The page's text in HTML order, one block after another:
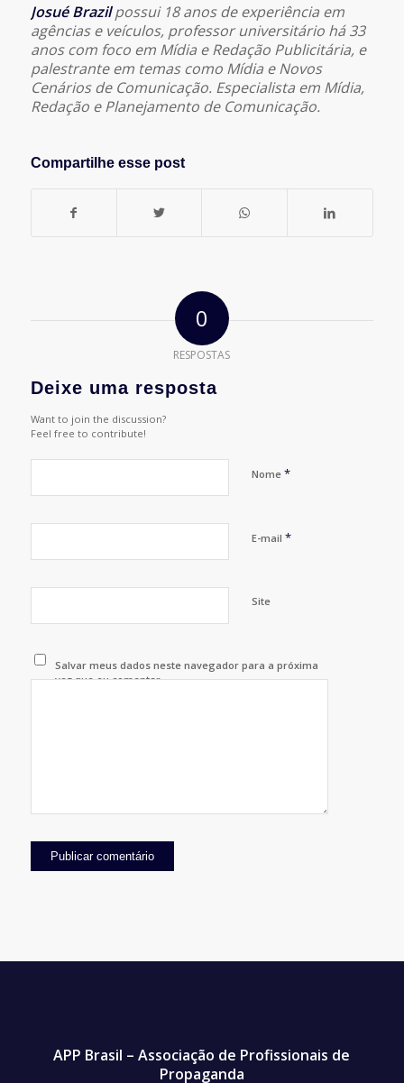
Josué Brazilpossui 18 anos de experiência em
agências e veículos, professor universitário há 33
anos com foco em Mídia e Redação Publicitária, e
palestrante em temas como Mídia e Novos
Cenários de Comunicação. Especialista em Mídia,
Redação e Planejamento de Comunicação.
Compartilhe esse post
0
RESPOSTAS
Deixe uma resposta
Want to join the discussion?
Feel free to contribute!
Nome *
E-mail *
Site
Salvar meus dados neste navegador para a próxima
vez que eu comentar.
APP Brasil – Associação de Profissionais de
Propaganda